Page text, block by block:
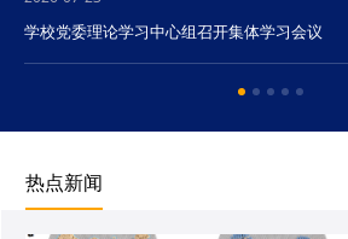
学校党委理论学习中心组召开集体学习会议
热点新闻